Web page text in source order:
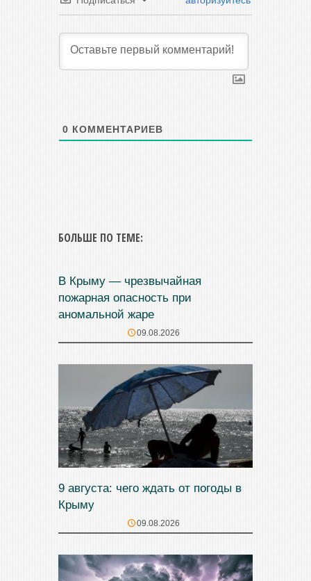
0 КОММЕНТАРИЕВ
БОЛЬШЕ ПО ТЕМЕ:
В Крыму — чрезвычайная
пожарная опасность при
аномальной жаре
09.08.2026
9 августа: чего ждать от погоды в
Крыму
09.08.2026